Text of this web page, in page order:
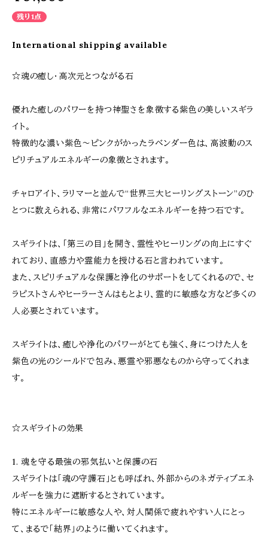
残り1点
International shipping available
☆魂の癒し・高次元とつながる石
優れた癒しのパワーを持つ神聖さを象徴する紫色の美しいスギラ
イト。
特徴的な濃い紫色〜ピンクがかったラベンダー色は、高波動のス
ピリチュアルエネルギーの象徴とされます。
チャロアイト、ラリマーと並んで“世界三大ヒーリングストーン”のひ
とつに数えられる、非常にパワフルなエネルギーを持つ石です。
スギライトは、「第三の目」を開き、霊性やヒーリングの向上にすぐ
れており、直感力や霊能力を授ける石と言われています。
また、スピリチュアルな保護と浄化のサポートをしてくれるので、セ
ラピストさんやヒーラーさんはもとより、霊的に敏感な方など多くの
人必要とされています。
スギライトは、癒しや浄化のパワーがとても強く、身につけた人を
紫色の光のシールドで包み、悪霊や邪悪なものから守ってくれま
す。
☆スギライトの効果
1. 魂を守る最強の邪気払いと保護の石
スギライトは「魂の守護石」とも呼ばれ、外部からのネガティブエネ
ルギーを強力に遮断するとされています。
特にエネルギーに敏感な人や、対人関係で疲れやすい人にとっ
て、まるで「結界」のように働いてくれます。